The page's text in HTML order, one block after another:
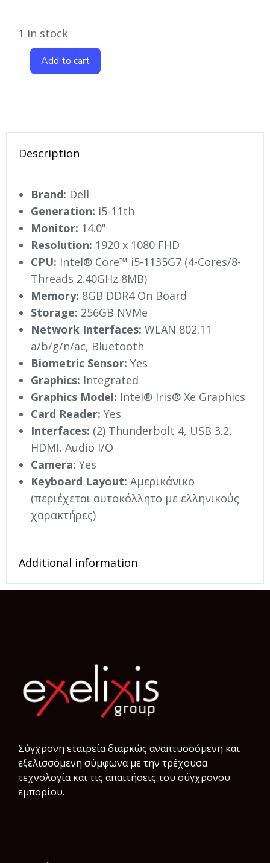
1 in stock
Add to cart
Description
Brand: Dell
Generation: i5-11th
Monitor: 14.0"
Resolution: 1920 x 1080 FHD
CPU: Intel® Core™ i5-1135G7 (4-Cores/8-
Threads 2.40GHz 8MB)
Memory: 8GB DDR4 On Board
Storage: 256GB NVMe
Network Interfaces: WLAN 802.11
a/b/g/n/ac, Bluetooth
Biometric Sensor: Yes
Graphics: Integrated
Graphics Model: Intel® Iris® Xe Graphics
Card Reader: Yes
Interfaces: (2) Thunderbolt 4, USB 3.2,
HDMI, Audio I/O
Camera: Yes
Keyboard Layout: Αμερικάνικο
(περιέχεται αυτοκόλλητο με ελληνικούς
χαρακτήρες)
Additional information
Σύγχρονη εταιρεία διαρκώς αναπτυσσόμενη και
εξελισσόμενη σύμφωνα µε την τρέχουσα
τεχνολογία και τις απαιτήσεις του σύγχρονου
εμπορίου.